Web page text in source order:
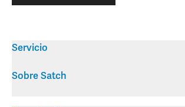
Servicio
Sobre Satch